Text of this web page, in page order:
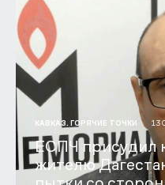
КАВКАЗ. ГОРЯЧИЕ ТОЧКИ 13
ЕСПЧ присудил
жителю